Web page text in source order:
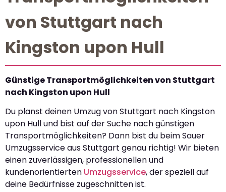
von Stuttgart nach
Kingston upon Hull
Günstige Transportmöglichkeiten von Stuttgart
nach Kingston upon Hull
Du planst deinen Umzug von Stuttgart nach Kingston
upon Hull und bist auf der Suche nach günstigen
Transportmöglichkeiten? Dann bist du beim Sauer
Umzugsservice aus Stuttgart genau richtig! Wir bieten
einen zuverlässigen, professionellen und
kundenorientierten Umzugsservice, der speziell auf
deine Bedürfnisse zugeschnitten ist.